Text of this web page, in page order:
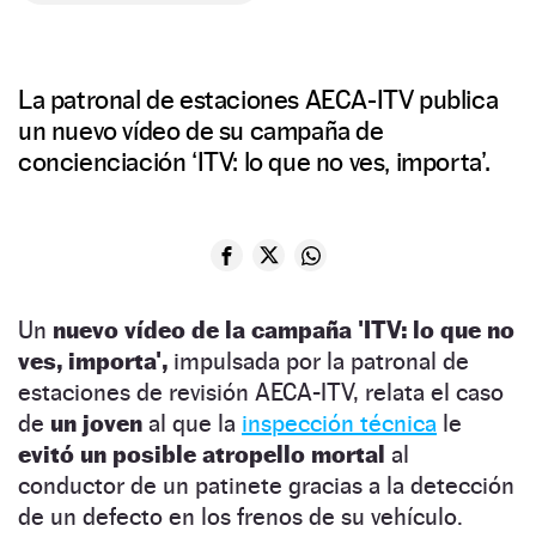
La patronal de estaciones AECA-ITV publica
un nuevo vídeo de su campaña de
concienciación ‘ITV: lo que no ves, importa’.
Un nuevo vídeo de la campaña 'ITV: lo que no
ves, importa', impulsada por la patronal de
estaciones de revisión AECA-ITV, relata el caso
de un joven al que la inspección técnica le
evitó un posible atropello mortal al
conductor de un patinete gracias a la detección
de un defecto en los frenos de su vehículo.